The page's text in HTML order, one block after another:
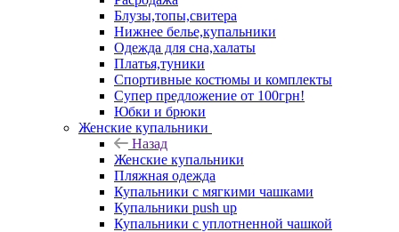
Блузы,топы,свитера
Нижнее белье,купальники
Одежда для сна,халаты
Платья,туники
Спортивные костюмы и комплекты
Супер предложение от 100грн!
Юбки и брюки
Женские купальники
Назад
Женские купальники
Пляжная одежда
Купальники с мягкими чашками
Купальники push up
Купальники с уплотненной чашкой